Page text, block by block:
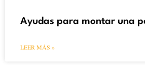
Ayudas para montar una
LEER MÁS »